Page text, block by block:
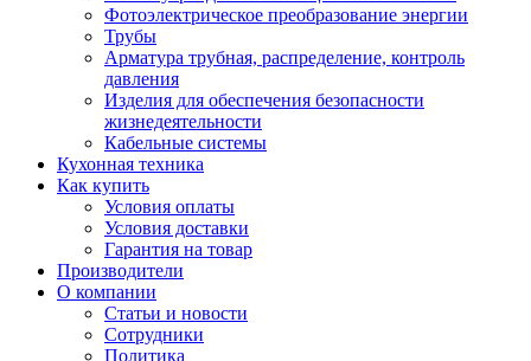
Фотоэлектрическое преобразование энергии
Трубы
Арматура трубная, распределение, контроль
давления
Изделия для обеспечения безопасности
жизнедеятельности
Кабельные системы
Кухонная техника
Как купить
Условия оплаты
Условия доставки
Гарантия на товар
Производители
О компании
Статьи и новости
Сотрудники
Политика